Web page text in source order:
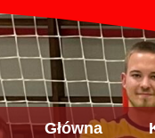
Główna